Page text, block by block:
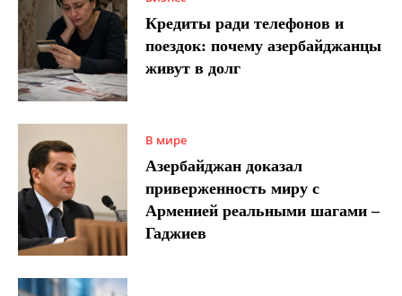
Кредиты ради телефонов и
поездок: почему азербайджанцы
живут в долг
В мире
Азербайджан доказал
приверженность миру с
Арменией реальными шагами –
Гаджиев